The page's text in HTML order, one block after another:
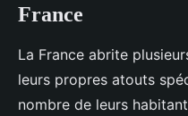
France
La France abrite
leurs propres atouts
nombre de leurs